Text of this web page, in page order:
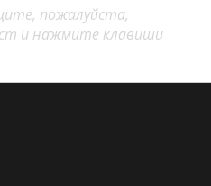
пожалуйста,
и нажмите клавиши